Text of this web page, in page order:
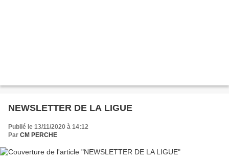
NEWSLETTER DE LA LIGUE
Publié le 13/11/2020 à 14:12
Par CM PERCHE